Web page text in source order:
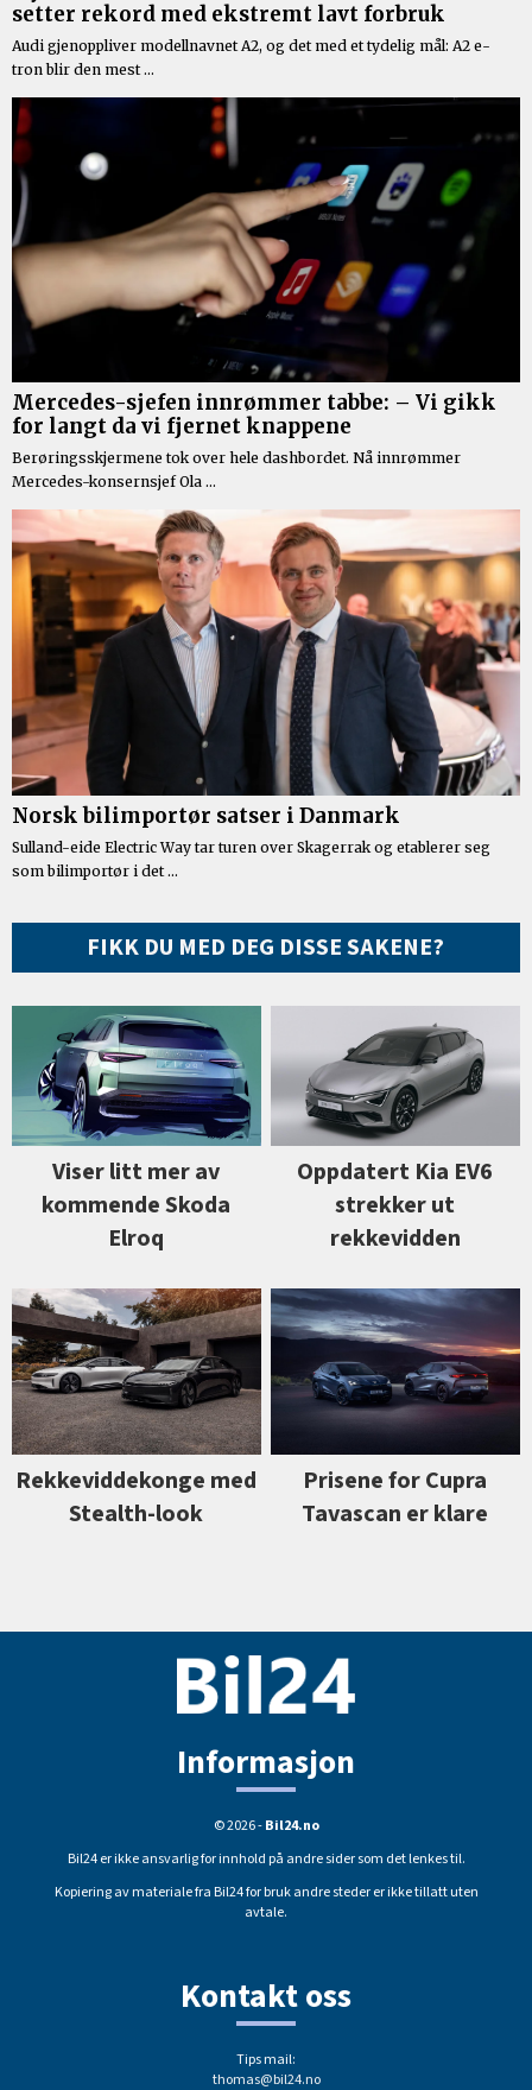
FIKK DU MED DEG DISSE SAKENE?
Viser litt mer av
kommende Skoda
Elroq
Oppdatert Kia EV6
strekker ut
rekkevidden
Rekkeviddekonge med
Stealth-look
Prisene for Cupra
Tavascan er klare
Informasjon
© 2026 -Bil24.no
Bil24 er ikke ansvarlig for innhold på andre sider som det lenkes til.
Kopiering av materiale fra Bil24 for bruk andre steder er ikke tillatt uten
avtale.
Kontakt oss
Tips mail:
thomas@bil24.no